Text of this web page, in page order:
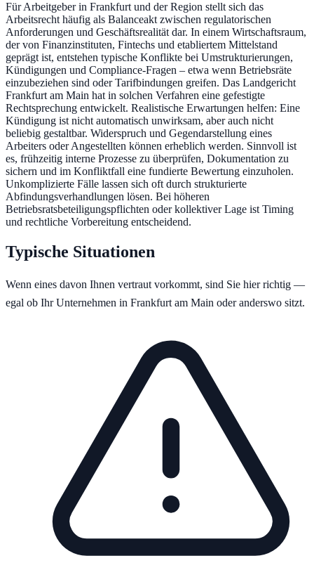
Für Arbeitgeber in Frankfurt und der Region stellt sich das
Arbeitsrecht häufig als Balanceakt zwischen regulatorischen
Anforderungen und Geschäftsrealität dar. In einem Wirtschaftsraum,
der von Finanzinstituten, Fintechs und etabliertem Mittelstand
geprägt ist, entstehen typische Konflikte bei Umstrukturierungen,
Kündigungen und Compliance-Fragen – etwa wenn Betriebsräte
einzubeziehen sind oder Tarifbindungen greifen. Das Landgericht
Frankfurt am Main hat in solchen Verfahren eine gefestigte
Rechtsprechung entwickelt. Realistische Erwartungen helfen: Eine
Kündigung ist nicht automatisch unwirksam, aber auch nicht
beliebig gestaltbar. Widerspruch und Gegendarstellung eines
Arbeiters oder Angestellten können erheblich werden. Sinnvoll ist
es, frühzeitig interne Prozesse zu überprüfen, Dokumentation zu
sichern und im Konfliktfall eine fundierte Bewertung einzuholen.
Unkomplizierte Fälle lassen sich oft durch strukturierte
Abfindungsverhandlungen lösen. Bei höheren
Betriebsratsbeteiligungspflichten oder kollektiver Lage ist Timing
und rechtliche Vorbereitung entscheidend.
Typische Situationen
Wenn eines davon Ihnen vertraut vorkommt, sind Sie hier richtig —
egal ob Ihr Unternehmen in Frankfurt am Main oder anderswo sitzt.